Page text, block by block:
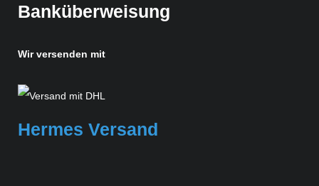
Banküberweisung
Wir versenden mit
Hermes Versand